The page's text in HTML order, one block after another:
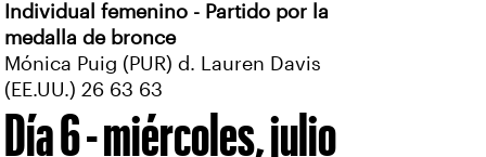
Individual femenino - Partido por la
medalla de bronce
Mónica Puig (PUR) d. Lauren Davis
(EE.UU.) 26 63 63
Día 6 - miércoles, julio